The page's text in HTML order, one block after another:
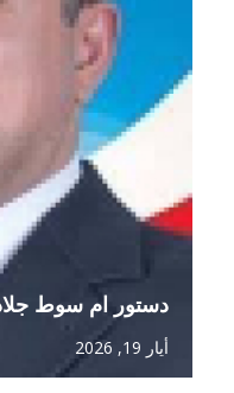
دستور ام سوط
أيار 19, 2026